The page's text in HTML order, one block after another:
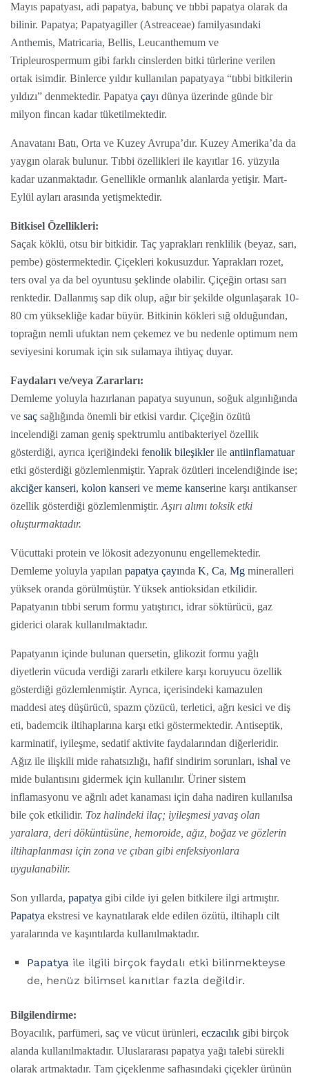
Mayıs papatyası, adi papatya, babunç ve tıbbi papatya olarak da
bilinir. Papatya; Papatyagiller (Astreaceae) familyasındaki
Anthemis, Matricaria, Bellis, Leucanthemum ve
Tripleurospermum gibi farklı cinslerden bitki türlerine verilen
ortak isimdir. Binlerce yıldır kullanılan papatyaya “tıbbi bitkilerin
yıldızı” denmektedir. Papatya çayı dünya üzerinde günde bir
milyon fincan kadar tüketilmektedir.
Anavatanı Batı, Orta ve Kuzey Avrupa’dır. Kuzey Amerika’da da
yaygın olarak bulunur. Tıbbi özellikleri ile kayıtlar 16. yüzyıla
kadar uzanmaktadır. Genellikle ormanlık alanlarda yetişir. Mart-
Eylül ayları arasında yetişmektedir.
Bitkisel Özellikleri:
Saçak köklü, otsu bir bitkidir. Taç yaprakları renklilik (beyaz, sarı,
pembe) göstermektedir. Çiçekleri kokusuzdur. Yaprakları rozet,
ters oval ya da bel oyuntusu şeklinde olabilir. Çiçeğin ortası sarı
renktedir. Dallanmış sap dik olup, ağır bir şekilde olgunlaşarak 10-
80 cm yüksekliğe kadar büyür. Bitkinin kökleri sığ olduğundan,
toprağın nemli ufuktan nem çekemez ve bu nedenle optimum nem
seviyesini korumak için sık sulamaya ihtiyaç duyar.
Faydaları ve/veya Zararları:
Demleme yoluyla hazırlanan papatya suyunun, soğuk algınlığında
ve saç sağlığında önemli bir etkisi vardır. Çiçeğin özütü
incelendiği zaman geniş spektrumlu antibakteriyel özellik
gösterdiği, ayrıca içeriğindeki fenolik bileşiklerile antiinflamatuar
etki gösterdiği gözlemlenmiştir. Yaprak özütleri incelendiğinde ise;
akciğer kanseri, kolon kanseri ve meme kanserine karşı antikanser
özellik gösterdiği gözlemlenmiştir.Aşırı alımı toksik etki
oluşturmaktadır.
Vücuttaki protein ve lökosit adezyonunu engellemektedir.
Demleme yoluyla yapılan papatya çayında K, Ca, Mg mineralleri
yüksek oranda görülmüştür. Yüksek antioksidan etkilidir.
Papatyanın tıbbi serum formu yatıştırıcı, idrar söktürücü, gaz
giderici olarak kullanılmaktadır.
Papatyanın içinde bulunan quersetin, glikozit formu yağlı
diyetlerin vücuda verdiği zararlı etkilere karşı koruyucu özellik
gösterdiği gözlemlenmiştir. Ayrıca, içerisindeki kamazulen
maddesi ateş düşürücü, spazm çözücü, terletici, ağrı kesici ve diş
eti, bademcik iltihaplarına karşı etki göstermektedir. Antiseptik,
karminatif, iyileşme, sedatif aktivite faydalarından diğerleridir.
Ağız ile ilişkili mide rahatsızlığı, hafif sindirim sorunları, ishal ve
mide bulantısını gidermek için kullanılır. Üriner sistem
inflamasyonu ve ağrılı adet kanaması için daha nadiren kullanılsa
bile çok etkilidir. Toz halindeki ilaç; iyileşmesi yavaş olan
yaralara, deri döküntüsüne, hemoroide, ağız, boğaz ve gözlerin
iltihaplanması için zona ve çıban gibi enfeksiyonlara
uygulanabilir.
Son yıllarda, papatya gibi cilde iyi gelen bitkilere ilgi artmıştır.
Papatya ekstresi ve kaynatılarak elde edilen özütü, iltihaplı cilt
yaralarında ve kaşıntılarda kullanılmaktadır.
Papatya ile ilgili birçok faydalı etki bilinmekteyse
de, henüz bilimsel kanıtlar fazla değildir.
Bilgilendirme:
Boyacılık, parfümeri, saç ve vücut ürünleri, eczacılık gibi birçok
alanda kullanılmaktadır. Uluslararası papatya yağı talebi sürekli
olarak artmaktadır. Tam çiçeklenme safhasındaki çiçekler ürünün